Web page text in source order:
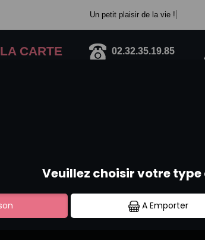
Un petit plaisir de la vie !
LA CARTE 02.32.35.19.85
MENUS YAKITORI